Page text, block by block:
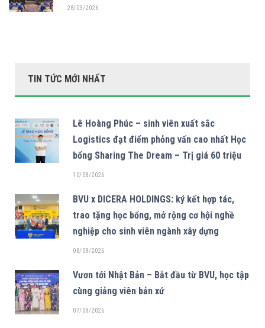
28/03/2026
TIN TỨC MỚI NHẤT
Lê Hoàng Phúc – sinh viên xuất sắc
Logistics đạt điểm phỏng vấn cao nhất Học
bổng Sharing The Dream – Trị giá 60 triệu
10/08/2026
BVU x DICERA HOLDINGS: ký kết hợp tác,
trao tặng học bổng, mở rộng cơ hội nghề
nghiệp cho sinh viên ngành xây dựng
08/08/2026
Vươn tới Nhật Bản – Bắt đầu từ BVU, học tập
cùng giảng viên bản xứ
07/08/2026